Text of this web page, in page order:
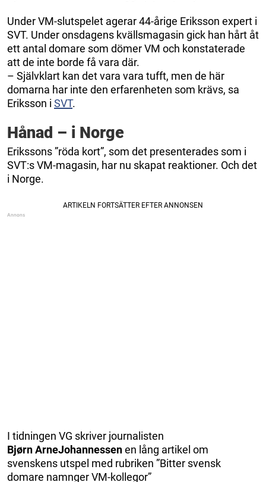
Under VM-slutspelet agerar 44-årige Eriksson expert i
SVT. Under onsdagens kvällsmagasin gick han hårt åt
ett antal domare som dömer VM och konstaterade
att de inte borde få vara där.
– Självklart kan det vara vara tufft, men de här
domarna har inte den erfarenheten som krävs, sa
Eriksson i SVT.
Hånad – i Norge
Erikssons ”röda kort”, som det presenterades som i
SVT:s VM-magasin, har nu skapat reaktioner. Och det
i Norge.
I tidningen VG skriver journalisten
BjørnArneJohannessenen lång artikel om
svenskens utspel med rubriken ”Bitter svensk
domare namnger VM-kollegor”